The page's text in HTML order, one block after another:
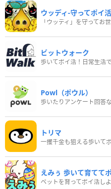
ウッディ‐守ってポイ活
「ウッディ」を守ってお
ビットウォーク
Powl（ポウル）
トリマ
一攫千金も狙える歩いて
えみぅ 歩いて育てて